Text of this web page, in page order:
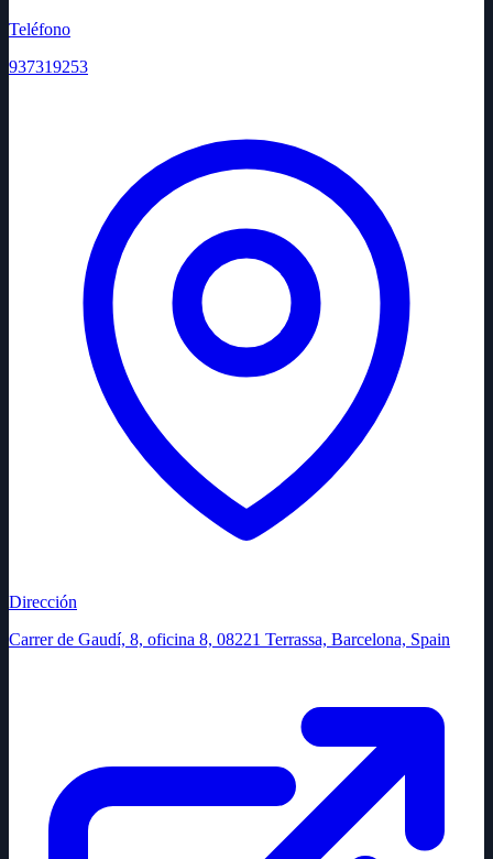
Teléfono
937319253
Dirección
Carrer de Gaudí, 8, oficina 8, 08221 Terrassa, Barcelona, Spain